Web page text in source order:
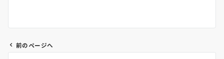
前のページへ